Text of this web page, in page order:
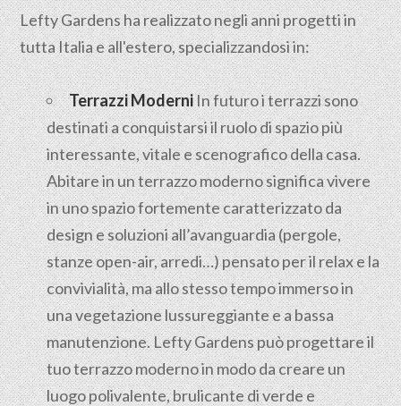
Lefty Gardens ha realizzato negli anni progetti in
tutta Italia e all'estero, specializzandosi in:
Terrazzi ModerniIn futuro i terrazzi sono
destinati a conquistarsi il ruolo di spazio più
interessante, vitale e scenografico della casa.
Abitare in un terrazzo moderno significa vivere
in uno spazio fortemente caratterizzato da
design e soluzioni all’avanguardia (pergole,
stanze open-air, arredi…) pensato per il relax e la
convivialità, ma allo stesso tempo immerso in
una vegetazione lussureggiante e a bassa
manutenzione. Lefty Gardens può progettare il
tuo terrazzo moderno in modo da creare un
luogo polivalente, brulicante di verde e